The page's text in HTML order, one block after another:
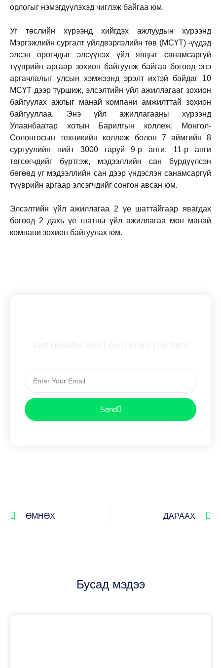
орлогыг нэмэгдүүлэхэд чиглэж байгаа юм.
Уг төслийн хүрээнд хийгдэх ажлуудын хүрээнд
Мэргэжлийн сургалт үйлдвэрлэлийн төв (МСҮТ) -үүдэд
элсэн орогчдыг элсүүлэх үйл явцыг санамсаргүй
түүврийн аргаар зохион байгуулж байгаа бөгөөд энэ
аргачлалыг улсын хэмжээнд эрэлт ихтэй байдаг 10
МСҮТ дээр туршиж, элсэлтийн үйл ажиллагааг зохион
байгуулах ажлыг манай компани амжилттай зохион
байгууллаа. Энэ үйл ажиллагааны хүрээнд
Улаанбаатар хотын Барилгын коллеж, Монгол-
Солонгосын техникийн коллеж болон 7 аймгийн 8
сургуулийн нийт 3000 гаруй 9-р анги, 11-р анги
төгсөгчдийг бүртгэж, мэдээллийн сан бүрдүүлсэн
бөгөөд уг мэдээллийн сан дээр үндэслэн санамсаргүй
түүврийн аргаар элсэгчдийг сонгон авсан юм.
Элсэлтийн үйл ажиллагаа 2 үе шаттайгаар явагдах
бөгөөд 2 дахь үе шатны үйл ажиллагаа мөн манай
компани зохион байгуулах юм.
Send
ӨМНӨХ ДАРААХ
Бусад мэдээ